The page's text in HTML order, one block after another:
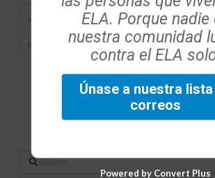
ALS ALS COMMUNITY ALS LEARNING SERIES
ALS RESEARCH
1 2 3 ... 4
Search
ELA. Porque nadie
nuestra comunidad
contra el ELA
Únase a nuestra
correos
Powered by Convert Plus